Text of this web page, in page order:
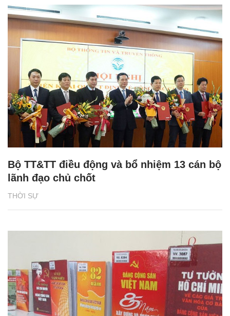
THỜI SỰ
Bộ TT&TT điều động và bổ nhiệm 13 cán bộ
lãnh đạo chủ chốt